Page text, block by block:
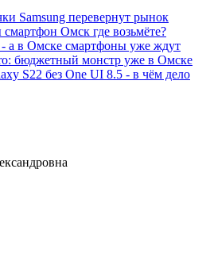
Samsung перевернут рынок
Омск где возьмёте?
а в Омске смартфоны уже ждут
бюджетный монстр уже в Омске
S22 без One UI 8.5 - в чём дело